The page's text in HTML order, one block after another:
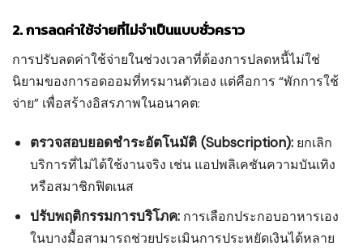
2. การลดค่าใช้จ่ายที่ไม่จำเป็นแบบชั่วคราว
การปรับลดค่าใช้จ่ายในช่วงเวลาที่ต้องการปลดหนี้ไม่ใช่
นิยามของการอดออมที่ทรมานตัวเอง แต่คือการ “พักการใช้
จ่าย” เพื่อสร้างอิสรภาพในอนาคต:
ตรวจสอบยอดชำระอัตโนมัติ (Subscription): ยกเลิก
บริการที่ไม่ได้ใช้งานจริง เช่น แอปพลิเคชันความบันเทิง
หรือสมาชิกฟิตเนส
ปรับพฤติกรรมการบริโภค: การเลือกประกอบอาหารเอง
ในบางมื้อสามารถช่วยประเมินการประหยัดเงินได้หลาย